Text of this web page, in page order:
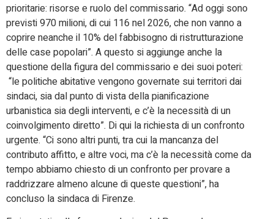
prioritarie: risorse e ruolo del commissario. “Ad oggi sono
previsti 970 milioni, di cui 116 nel 2026, che non vanno a
coprire neanche il 10% del fabbisogno di ristrutturazione
delle case popolari”. A questo si aggiunge anche la
questione della figura del commissario e dei suoi poteri:
“le politiche abitative vengono governate sui territori dai
sindaci, sia dal punto di vista della pianificazione
urbanistica sia degli interventi, e c’è la necessità di un
coinvolgimento diretto”. Di qui la richiesta di un confronto
urgente. “Ci sono altri punti, tra cui la mancanza del
contributo affitto, e altre voci, ma c’è la necessità come da
tempo abbiamo chiesto di un confronto per provare a
raddrizzare almeno alcune di queste questioni”, ha
concluso la sindaca di Firenze.